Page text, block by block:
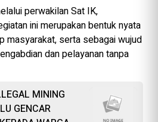
perwakilan Sat IK,
ini merupakan bentuk nyata
masyarakat, serta sebagai wujud
dan pelayanan tanpa
MINING
GENCAR